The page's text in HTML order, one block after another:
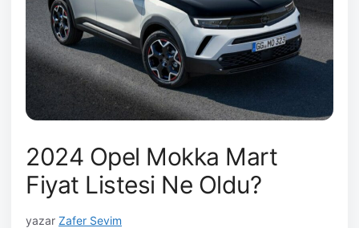
2024 Opel Mokka Mart
Fiyat Listesi Ne Oldu?
yazar Zafer Sevim